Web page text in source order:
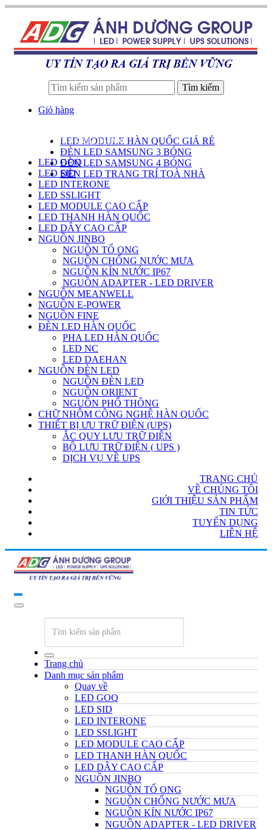
Tìm kiếm
Giỏ hàng
LED MODULE HÀN QUỐC GIÁ RẺ
ĐÈN LED SAMSUNG 3 BÓNG
ĐÈN LED SAMSUNG 4 BÓNG
ĐÈN LED TRANG TRÍ TOÀ NHÀ
DANH SÁCH SẢN PHẨM
LED GOQ
LED SID
LED INTERONE
LED SSLIGHT
LED MODULE CAO CẤP
LED THANH HÀN QUỐC
LED DÂY CAO CẤP
NGUỒN JINBO
NGUỒN TỔ ONG
NGUỒN CHỐNG NƯỚC MƯA
NGUỒN KÍN NƯỚC IP67
NGUỒN ADAPTER - LED DRIVER
NGUỒN MEANWELL
NGUỒN E-POWER
NGUỒN FINE
ĐÈN LED HÀN QUỐC
PHA LED HÀN QUỐC
LED NC
LED DAEHAN
NGUỒN ĐÈN LED
NGUỒN ĐÈN LED
NGUỒN ORIENT
NGUỒN PHỔ THÔNG
CHỮ NHÔM CÔNG NGHỆ HÀN QUỐC
THIẾT BỊ ƯU TRỮ ĐIỆN (UPS)
ẮC QUY LƯU TRỮ ĐIỆN
BỘ LƯU TRỮ ĐIỆN ( UPS )
DỊCH VỤ VỀ UPS
TRANG CHỦ
VỀ CHÚNG TÔI
GIỚI THIỆU SẢN PHẨM
TIN TỨC
TUYỂN DỤNG
LIÊN HỆ
Trang chủ
Danh mục sản phẩm
Quay về
LED GOQ
LED SID
LED INTERONE
LED SSLIGHT
LED MODULE CAO CẤP
LED THANH HÀN QUỐC
LED DÂY CAO CẤP
NGUỒN JINBO
NGUỒN TỔ ONG
NGUỒN CHỐNG NƯỚC MƯA
NGUỒN KÍN NƯỚC IP67
NGUỒN ADAPTER - LED DRIVER